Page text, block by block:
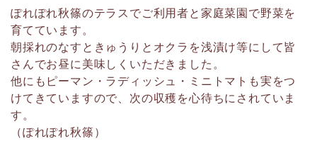
ぽれぽれ秋篠のテラスでご利用者と家庭菜園で野菜を
育てています。
朝採れのなすときゅうりとオクラを浅漬け等にして皆
さんでお昼に美味しくいただきました。
他にもピーマン・ラディッシュ・ミニトマトも実をつ
けてきていますので、次の収穫を心待ちにされていま
す。
（ぽれぽれ秋篠）